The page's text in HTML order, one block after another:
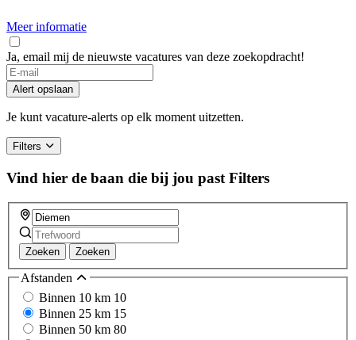
Meer informatie
Ja, email mij de nieuwste vacatures van deze zoekopdracht!
Alert opslaan
Je kunt vacature-alerts op elk moment uitzetten.
Filters
Vind hier de baan die bij jou past Filters
Zoeken Zoeken
Afstanden
Binnen 10 km 10
Binnen 25 km 15
Binnen 50 km 80